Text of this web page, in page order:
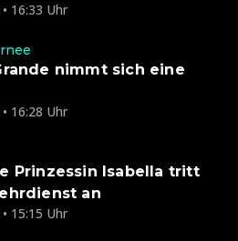
16:33 Uhr
nimmt sich eine
16:28 Uhr
Prinzessin Isabella tritt
an
15:15 Uhr